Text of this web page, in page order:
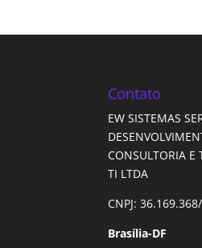
Contato
EW SISTEMAS
CONSULTORIA E
TI LTDA
CNPJ:
Brasília-DF